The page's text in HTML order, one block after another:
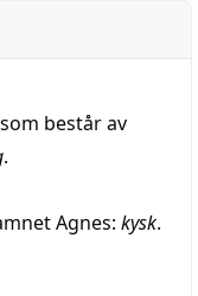
består av
.
Agnes: kysk.